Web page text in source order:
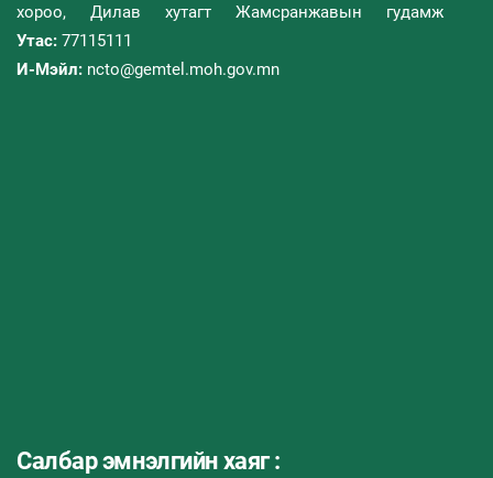
хороо, Дилав хутагт Жамсранжавын гудамж
Утас: 77115111
И-Мэйл: ncto@gemtel.moh.gov.mn
Салбар эмнэлгийн хаяг :